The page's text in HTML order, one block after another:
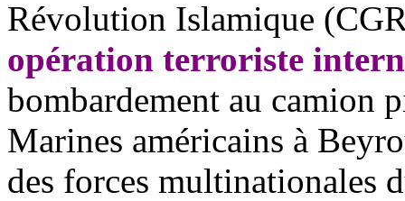
Révolution Islamique
opération terroriste
bombardement au camion
Marines américains à
des forces multinationales